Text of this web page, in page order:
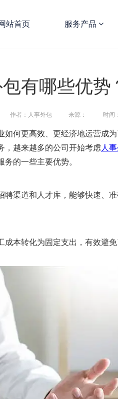
站首页 服务产品
有哪些优势
作者：人事外包 来源： 时间
何更高效、更经济地运营成为
，越来越多的公司开始考虑 人
的一些主要优势。
渠道和人才库，能够快速、准
本转化为固定支出，有效避免